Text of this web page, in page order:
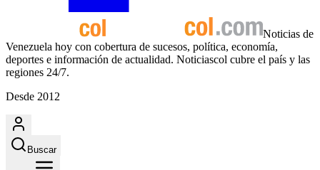
Noticias de
Venezuela hoy con cobertura de sucesos, política, economía,
deportes e información de actualidad. Noticiascol cubre el país y las
regiones 24/7.
Desde 2012
Buscar